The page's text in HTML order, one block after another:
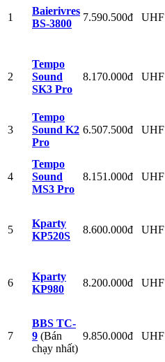
1
Baierivres
BS-3800
7.590.500đ UHF
2
Tempo
Sound
SK3 Pro
8.170.000đ UHF
3
Tempo
Sound K2
Pro
6.507.500đ UHF
4
Tempo
Sound
MS3 Pro
8.151.000đ UHF
5
Kparty
KP520S
8.600.000đ UHF
6
Kparty
KP980
8.200.000đ UHF
7
BBS TC-
9 (Bán
chạy nhất)
9.850.000đ UHF